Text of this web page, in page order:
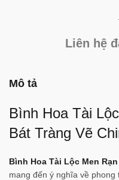
Liên hệ
Mô tả
Bình Hoa Tài
Bát Tràng Vẽ
Bình Hoa Tài Lộc Men
mang đến ý nghĩa về